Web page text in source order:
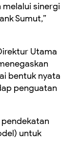
sinergi
Sumut,”
Utama
bentuk nyata
penguatan
pendekatan
untuk